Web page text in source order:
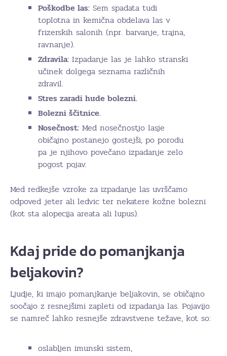
Poškodbe las: Sem spadata tudi
toplotna in kemična obdelava las v
frizerskih salonih (npr. barvanje, trajna,
ravnanje).
Zdravila: Izpadanje las je lahko stranski
učinek dolgega seznama različnih
zdravil.
Stres zaradi hude bolezni.
Bolezni ščitnice.
Nosečnost: Med nosečnostjo lasje
običajno postanejo gostejši, po porodu
pa je njihovo povečano izpadanje zelo
pogost pojav.
Med redkejše vzroke za izpadanje las uvrščamo
odpoved jeter ali ledvic ter nekatere kožne bolezni
(kot sta alopecija areata ali lupus).
Kdaj pride do pomanjkanja
beljakovin?
Ljudje, ki imajo pomanjkanje beljakovin, se običajno
soočajo z resnejšimi zapleti od izpadanja las. Pojavijo
se namreč lahko resnejše zdravstvene težave, kot so:
oslabljen imunski sistem,